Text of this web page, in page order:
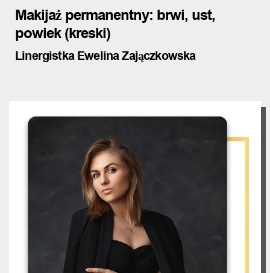
Makijaż permanentny: brwi, ust,
powiek (kreski)
Linergistka Ewelina Zajączkowska